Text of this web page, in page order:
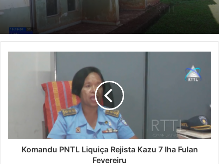
Komandu PNTL Liquiça Rejista Kazu 7 Iha Fulan
Fevereiru